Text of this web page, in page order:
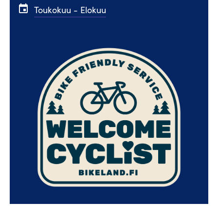
event Toukokuu - Elokuu